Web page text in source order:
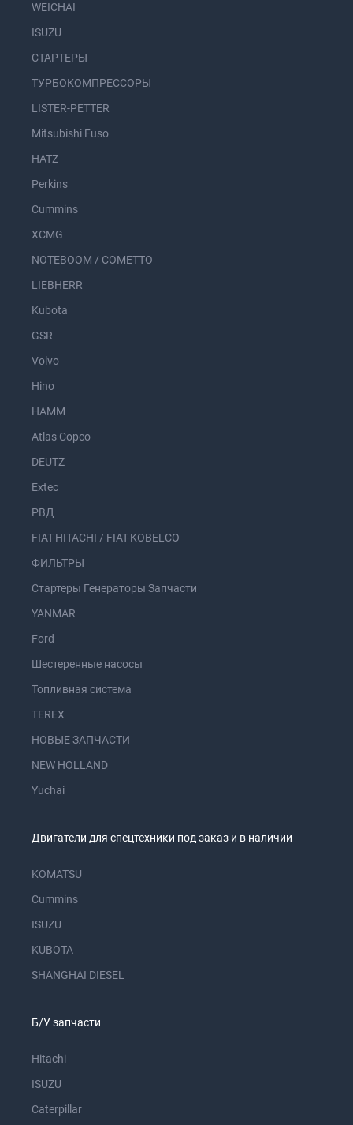
WEICHAI
ISUZU
СТАРТЕРЫ
ТУРБОКОМПРЕССОРЫ
LISTER-PETTER
Mitsubishi Fuso
HATZ
Perkins
Cummins
XCMG
NOTEBOOM / COMETTO
LIEBHERR
Kubota
GSR
Volvo
Hino
HAMM
Atlas Copco
DEUTZ
Extec
РВД
FIAT-HITACHI / FIAT-KOBELCO
ФИЛЬТРЫ
Стартеры Генераторы Запчасти
YANMAR
Ford
Шестеренные насосы
Топливная система
TEREX
НОВЫЕ ЗАПЧАСТИ
NEW HOLLAND
Yuchai
Двигатели для спецтехники под заказ и в наличии
KOMATSU
Cummins
ISUZU
KUBOTA
SHANGHAI DIESEL
Б/У запчасти
Hitachi
ISUZU
Caterpillar